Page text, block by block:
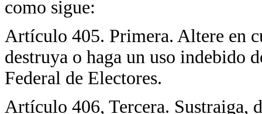
como sigue:
Artículo 405. Primera. Altere en
destruya o haga un uso indebido
Federal de Electores.
Artículo 406, Tercera. Sustraiga,